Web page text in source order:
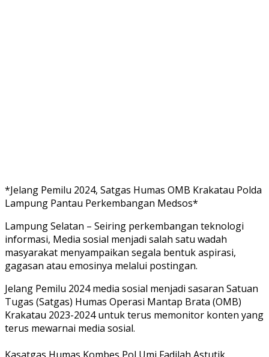
*Jelang Pemilu 2024, Satgas Humas OMB Krakatau Polda
Lampung Pantau Perkembangan Medsos*
Lampung Selatan – Seiring perkembangan teknologi
informasi, Media sosial menjadi salah satu wadah
masyarakat menyampaikan segala bentuk aspirasi,
gagasan atau emosinya melalui postingan.
Jelang Pemilu 2024 media sosial menjadi sasaran Satuan
Tugas (Satgas) Humas Operasi Mantap Brata (OMB)
Krakatau 2023-2024 untuk terus memonitor konten yang
terus mewarnai media sosial.